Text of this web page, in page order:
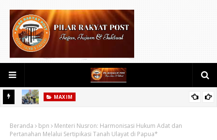
MAXIM
Perdana "Jumat Berkah"
Beranda bpn
Menteri Nusron: Harmonisasi Hukum Adat dan
Pertanahan Melalui Sertipikasi Tanah Ulayat di Papua*